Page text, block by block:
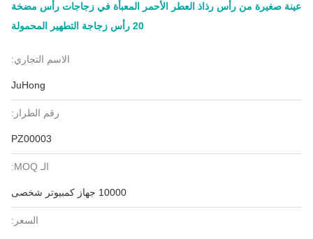
عينة صغيرة من رأس رذاذ العطر الأحمر المعبأة في زجاجات رأس مضخة
20 رأس زجاجة التطهير المحمولة
الاسم التجاري:
JuHong
رقم الطراز:
PZ00003
الـ MOQ:
10000 جهاز كمبيوتر شخصى
السعر: